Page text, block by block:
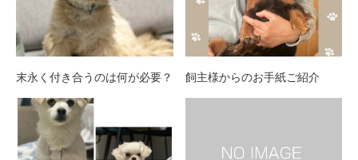
末永く付き合うのは何が必要？ 飼主様からのお手紙ご紹介